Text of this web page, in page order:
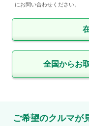
にお問い合わせください。
全国からお
ご希望のクルマが